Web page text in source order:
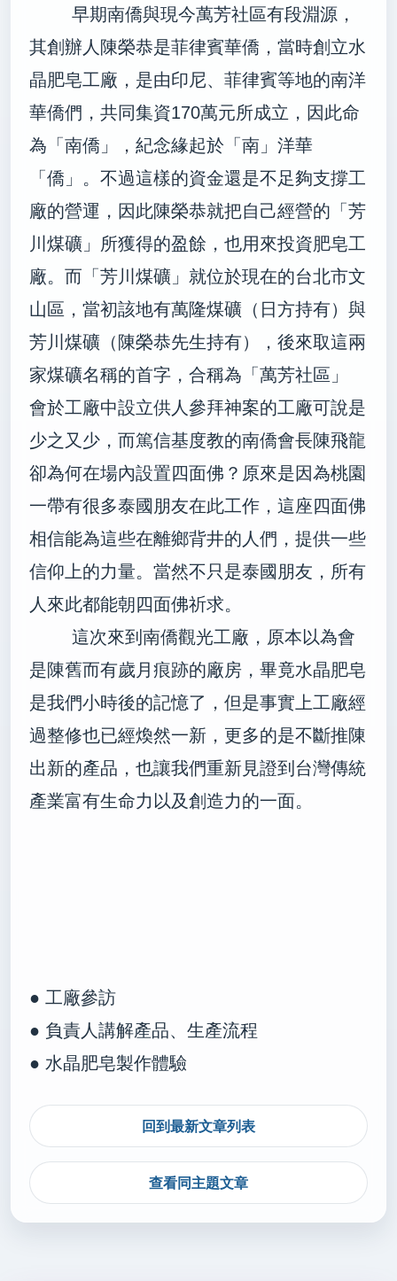
早期南僑與現今萬芳社區有段淵源，
其創辦人陳榮恭是菲律賓華僑，當時創立水
晶肥皂工廠，是由印尼、菲律賓等地的南洋
華僑們，共同集資170萬元所成立，因此命
為「南僑」，紀念緣起於「南」洋華
「僑」。不過這樣的資金還是不足夠支撐工
廠的營運，因此陳榮恭就把自己經營的「芳
川煤礦」所獲得的盈餘，也用來投資肥皂工
廠。而「芳川煤礦」就位於現在的台北市文
山區，當初該地有萬隆煤礦（日方持有）與
芳川煤礦（陳榮恭先生持有），後來取這兩
家煤礦名稱的首字，合稱為「萬芳社區」
會於工廠中設立供人參拜神案的工廠可說是
少之又少，而篤信基度教的南僑會長陳飛龍
卻為何在場內設置四面佛？原來是因為桃園
一帶有很多泰國朋友在此工作，這座四面佛
相信能為這些在離鄉背井的人們，提供一些
信仰上的力量。當然不只是泰國朋友，所有
人來此都能朝四面佛祈求。
這次來到南僑觀光工廠，原本以為會
是陳舊而有歲月痕跡的廠房，畢竟水晶肥皂
是我們小時後的記憶了，但是事實上工廠經
過整修也已經煥然一新，更多的是不斷推陳
出新的產品，也讓我們重新見證到台灣傳統
產業富有生命力以及創造力的一面。
● 工廠參訪
● 負責人講解產品、生產流程
● 水晶肥皂製作體驗
回到最新文章列表
查看同主題文章